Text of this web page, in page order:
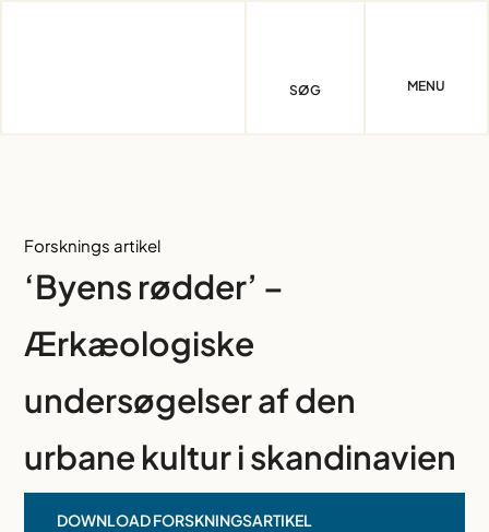
SØG MENU
Forsknings artikel
‘Byens rødder’ –
Ærkæologiske
undersøgelser af den
urbane kultur i skandinavien
DOWNLOAD FORSKNINGSARTIKEL